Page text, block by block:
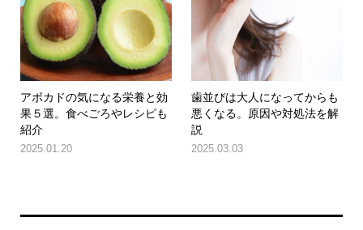
アボカドの気になる栄養と効
果５選。食べごろやレシピも
紹介
2025.01.20
歯並びは大人になってからも
悪くなる。原因や対処法を解
説
2025.03.03